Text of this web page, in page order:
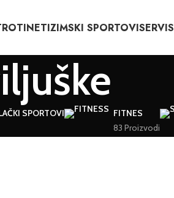
ZIMSKI SPORTOVISERVIS
SPORTOVI
FITNES
83 Proizvodi